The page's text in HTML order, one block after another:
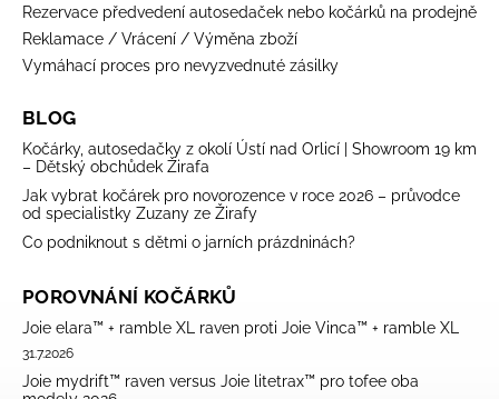
Rezervace předvedení autosedaček nebo kočárků na prodejně
Reklamace / Vrácení / Výměna zboží
Vymáhací proces pro nevyzvednuté zásilky
BLOG
Kočárky, autosedačky z okolí Ústí nad Orlicí | Showroom 19 km
– Dětský obchůdek Žirafa
Jak vybrat kočárek pro novorozence v roce 2026 – průvodce
od specialistky Zuzany ze Žirafy
Co podniknout s dětmi o jarních prázdninách?
POROVNÁNÍ KOČÁRKŮ
Joie elara™ + ramble XL raven proti Joie Vinca™ + ramble XL
31.7.2026
Joie mydrift™ raven versus Joie litetrax™ pro tofee oba